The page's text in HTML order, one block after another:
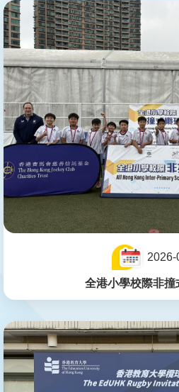
2026-
全港小學校際非撞